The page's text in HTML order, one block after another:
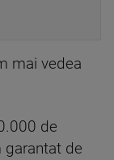
mai vedea
de
garantat de